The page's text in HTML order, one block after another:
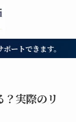
きます。
実際のリ